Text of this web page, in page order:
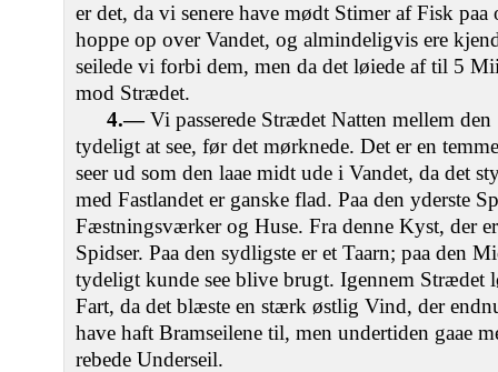
er det, da vi senere have mødt Stimer af Fisk
hoppe op over Vandet, og almindeligvis ere
seilede vi forbi dem, men da det løiede af til 5
mod Strædet.
4.—Vi passerede Strædet Natten mellem
tydeligt at see, før det mørknede. Det er en
seer ud som den laae midt ude i Vandet, da det
med Fastlandet er ganske flad. Paa den yderste
Fæstningsværker og Huse. Fra denne Kyst, der
Spidser. Paa den sydligste er et Taarn; paa den
tydeligt kunde see blive brugt. Igennem
Fart, da det blæste en stærk østlig Vind, der
have haft Bramseilene til, men undertiden gaae
rebede Underseil.